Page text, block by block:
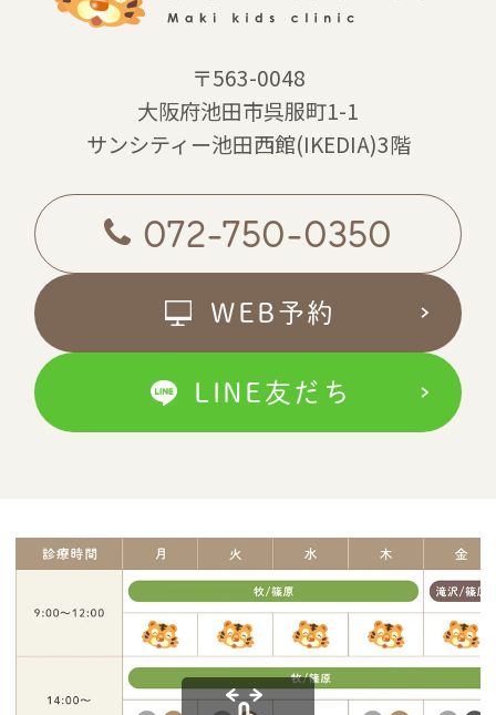
〒563-0048
大阪府池田市呉服町1-1
サンシティー池田西館(IKEDIA)3階
072-750-0350
WEB予約
LINE友だち